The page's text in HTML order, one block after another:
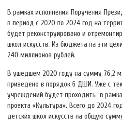
В рамках исполнения Поручения
в период с 2020 по 2024 год на
будет реконструировано и
школ искусств. Из бюджета на эти
240 миллионов рублей.
В ушедшем 2020 году на сумму 76,2
приведено в порядок 6 ДШИ. Уже с
учреждений будет проходить в
проекта «Культура». Всего до 2024
детских школ искусств на общую